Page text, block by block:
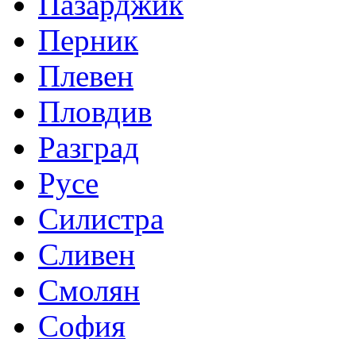
Перник
Плевен
Пловдив
Разград
Русе
Силистра
Сливен
Смолян
София